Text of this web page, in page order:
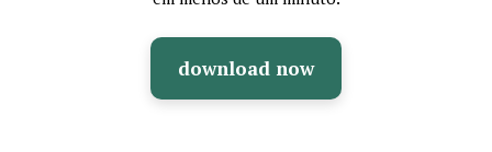
download now